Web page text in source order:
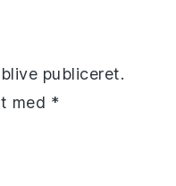
publiceret.
med *